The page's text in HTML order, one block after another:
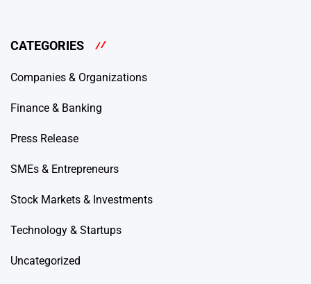
CATEGORIES
Companies & Organizations
Finance & Banking
Press Release
SMEs & Entrepreneurs
Stock Markets & Investments
Technology & Startups
Uncategorized